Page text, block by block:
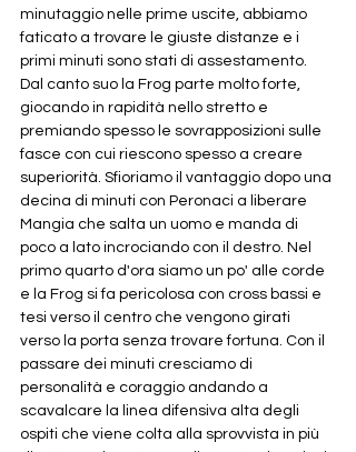
minutaggio nelle prime uscite, abbiamo
faticato a trovare le giuste distanze e i
primi minuti sono stati di assestamento.
Dal canto suo la Frog parte molto forte,
giocando in rapidità nello stretto e
premiando spesso le sovrapposizioni sulle
fasce con cui riescono spesso a creare
superiorità. Sfioriamo il vantaggio dopo una
decina di minuti con Peronaci a liberare
Mangia che salta un uomo e manda di
poco a lato incrociando con il destro. Nel
primo quarto d'ora siamo un po' alle corde
e la Frog si fa pericolosa con cross bassi e
tesi verso il centro che vengono girati
verso la porta senza trovare fortuna. Con il
passare dei minuti cresciamo di
personalità e coraggio andando a
scavalcare la linea difensiva alta degli
ospiti che viene colta alla sprovvista in più